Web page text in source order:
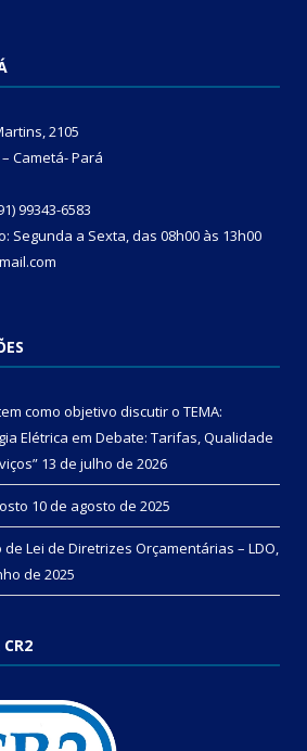
2105
Cametá- Pará
99343-6583
Segunda a Sexta, das 08h00 às 13h00
como objetivo discutir o TEMA:
Elétrica em Debate: Tarifas, Qualidade
13 de julho de 2026
10 de agosto de 2025
Lei de Diretrizes Orçamentárias – LDO,
de 2025